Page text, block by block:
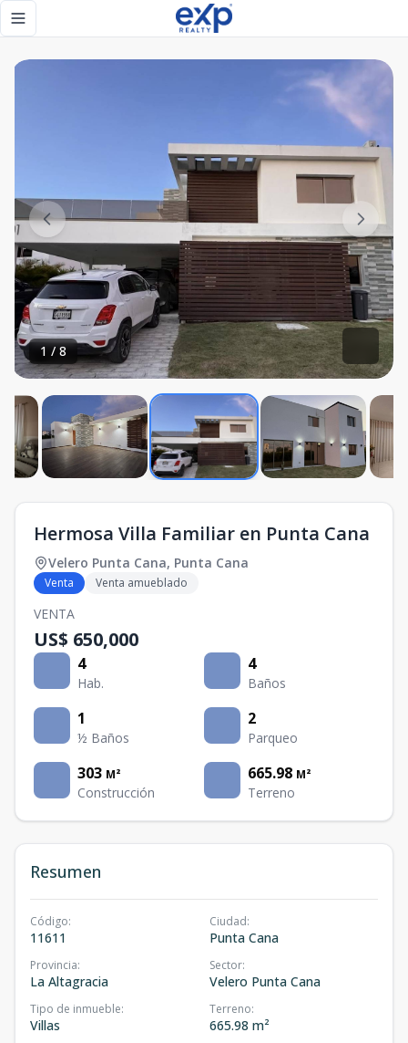
Toggle navigation menu
1/ 8
Hermosa Villa Familiar en Punta Cana
Velero Punta Cana, Punta Cana
Venta Venta amueblado
VENTA
US$ 650,000
4
Hab.
4
Baños
1
½ Baños
2
Parqueo
303 M²
Construcción
665.98 M²
Terreno
Resumen
Código:
11611
Ciudad:
Punta Cana
Provincia:
La Altagracia
Sector:
Velero Punta Cana
Tipo de inmueble:
Villas
Terreno:
665.98 m²
Hermosa Villa Familiar en Punta Cana - eXp Realty